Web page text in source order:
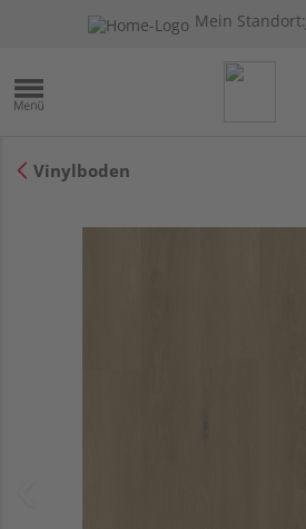
Mein Standort:
Vinylboden